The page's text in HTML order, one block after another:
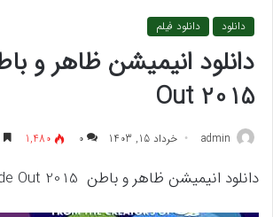
دانلود دانلود فیلم
Out 2015
admin خرداد 15, 1403 ۰ 1,480
دانلود انیمیشن ظاهر و باطن Inside Out 2015